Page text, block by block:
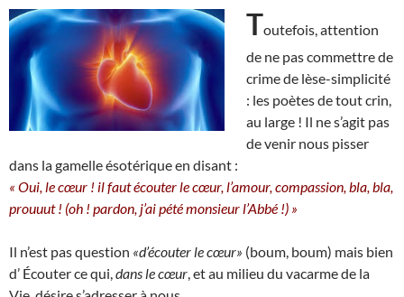
Toutefois, attention
de ne pas commettre de
crime de lèse-simplicité
: les poètes de tout crin,
au large ! Il ne s’agit pas
de venir nous pisser
dans la gamelle ésotérique en disant :
« Oui, le cœur ! il faut écouter le cœur, l’amour, compassion, bla, bla,
prouuut ! (oh ! pardon, j’ai pété monsieur l’Abbé !) »
Il n’est pas question «d’écouter le cœur» (boum, boum) mais bien
d’ Écouter ce qui, dans le cœur , et au milieu du vacarme de la